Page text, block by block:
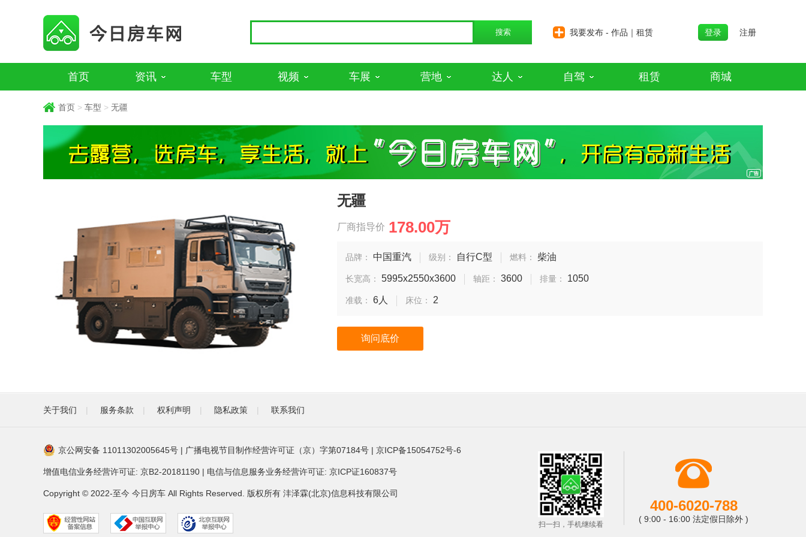
我要发布 - 作品｜租赁 注册
登录
首页 资讯 车型 视频 车展 营地 达人 自驾 租赁 商城
首页 > 车型 > 无疆
无疆
厂商指导价 178.00万
品牌： 中国重汽 级别： 自行C型 燃料： 柴油
长宽高： 5995x2550x3600 轴距： 3600 排量： 1050
准载： 6人 床位： 2
询问底价
关于我们 | 服务条款 | 权利声明 | 隐私政策 | 联系我们
京公网安备 11011302005645号 | 广播电视节目制作经营许可证（京）字第07184号 | 京ICP备15054752号-6
增值电信业务经营许可证: 京B2-20181190 | 电信与信息服务业务经营许可证: 京ICP证160837号
Copyright © 2022-至今 今日房车 All Rights Reserved. 版权所有 沣泽霖(北京)信息科技有限公司
400-6020-788
( 9:00 - 16:00 法定假日除外 )
扫一扫，手机继续看